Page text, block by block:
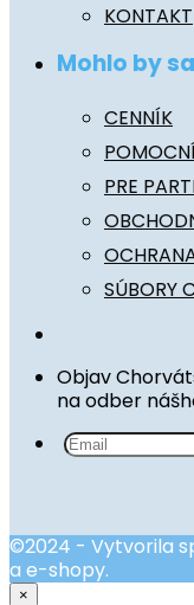
KONTAKT
Mohlo by
CENNÍK
PRE
SÚBORY
Objav
na odber
©2024 - Vytvorila
a e-shopy.
×